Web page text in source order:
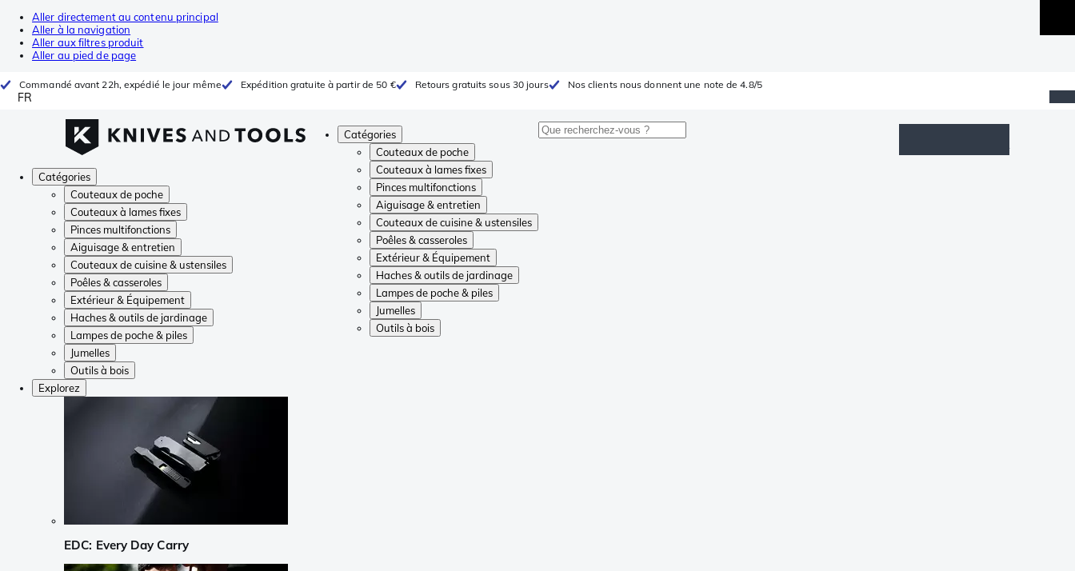
Aller directement au contenu principal
Aller à la navigation
Aller aux filtres produit
Aller au pied de page
Commandé avant 22h, expédié le jour même Expédition gratuite à partir de 50 € Retours gratuits sous 30 jours Nos clients nous donnent une note de 4.8/5
FR
Catégories
Couteaux de poche
Couteaux à lames fixes
Pinces multifonctions
Aiguisage & entretien
Couteaux de cuisine & ustensiles
Poêles & casseroles
Extérieur & Équipement
Haches & outils de jardinage
Lampes de poche & piles
Jumelles
Outils à bois
Catégories
Couteaux de poche
Couteaux à lames fixes
Pinces multifonctions
Aiguisage & entretien
Couteaux de cuisine & ustensiles
Poêles & casseroles
Extérieur & Équipement
Haches & outils de jardinage
Lampes de poche & piles
Jumelles
Outils à bois
Explorez
EDC: Every Day Carry